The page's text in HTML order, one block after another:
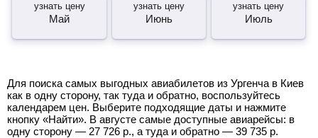
узнать цену
Май
узнать цену
Июнь
узнать цену
Июль
Для поиска самых выгодных авиабилетов из Ургенча в Киев
как в одну сторону, так туда и обратно, воспользуйтесь
календарем цен. Выберите подходящие даты и нажмите
кнопку «Найти». В августе самые доступные авиарейсы: в
одну сторону — 27 726 р., а туда и обратно — 39 735 р.